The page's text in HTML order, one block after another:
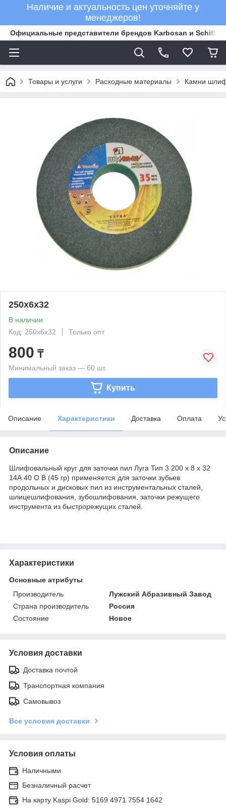
Наличие и актуальность цен уточняйте у
менеджеров!
Официальные представители брендов Karbosan и Schifler
Товары и услуги Расходные материалы Камни
250х6х32
В наличии
Код: 250х6х32
Только опт
800 ₸
Минимальный заказ — 60 шт.
Купить
Описание Характеристики Доставка Оплата
Описание
Шлифовальный круг для заточки пил Луга Тип 3 200 х 8 х 32
14А 40 О B (45 гр) применяется для заточки зубьев
продольных и дисковых пил из инструментальных сталей,
шлицешлифования, зубошлифования, заточки режущего
инструмента из быстрорежущих сталей.
Характеристики
Основные атрибуты
Производитель
Лужский Абразивный Завод
Страна производитель
Россия
Состояние
Новое
Условия доставки
Доставка почтой
Транспортная компания
Самовывоз
Все условия доставки
Условия оплаты
Наличными
Безналичный расчет
На карту Kaspi Gold: 5169 4971 7554 1642